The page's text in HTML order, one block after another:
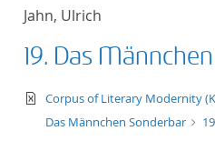
Jahn, Ulrich
19. Das
text/xml
Corpus of Literary Modernity
Das Männchen Sonderbar